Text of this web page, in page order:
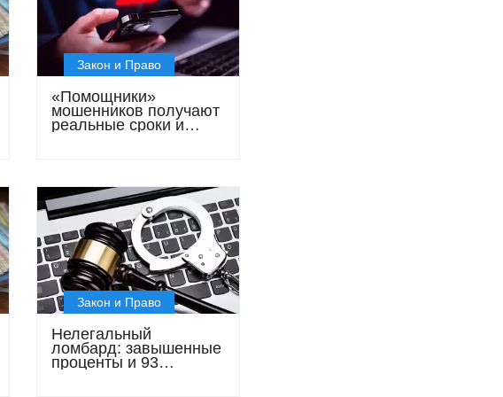
Закон и Право
«Помощники»
мошенников получают
реальные сроки и
Закон и Право
Нелегальный
ломбард: завышенные
проценты и 93